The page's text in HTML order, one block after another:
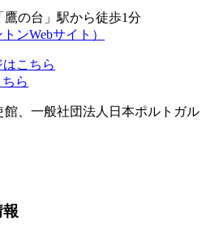
の台」駅から徒歩1分
ンWebサイト）
はこちら
ら
、一般社団法人日本ポルトガル